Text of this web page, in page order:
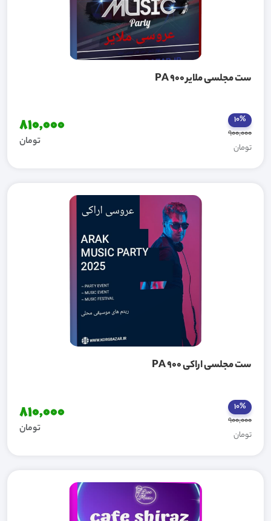
ست مجلسی ملایر PA 900
10%
900,000
تومان
810,000
تومان
ست مجلسی اراکی PA 900
10%
900,000
تومان
810,000
تومان